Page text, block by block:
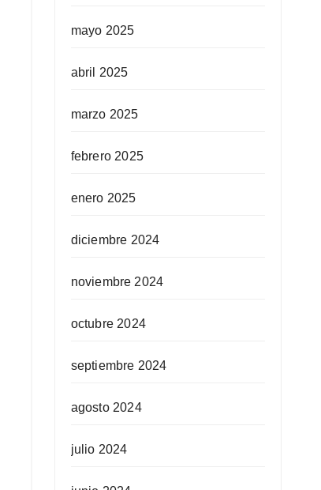
mayo 2025
abril 2025
marzo 2025
febrero 2025
enero 2025
diciembre 2024
noviembre 2024
octubre 2024
septiembre 2024
agosto 2024
julio 2024